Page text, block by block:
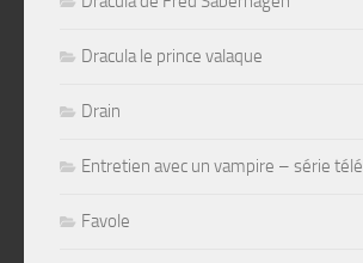
Dracula le prince valaque
Drain
Entretien avec un vampire – série télé
Favole